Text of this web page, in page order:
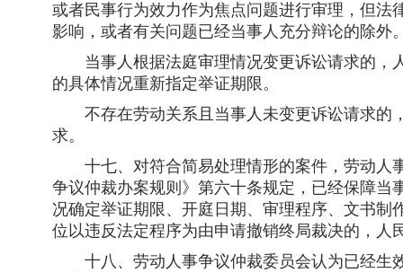
或者民事行为效力作为焦点问题进行审理，但法
影响，或者有关问题已经当事人充分辩论的除外
当事人根据法庭审理情况变更诉讼请求的，
的具体情况重新指定举证期限。
不存在劳动关系且当事人未变更诉讼请求的
求。
十七、对符合简易处理情形的案件，劳动人
争议仲裁办案规则》第六十条规定，已经保障当
况确定举证期限、开庭日期、审理程序、文书制
位以违反法定程序为由申请撤销终局裁决的，人
十八、劳动人事争议仲裁委员会认为已经生